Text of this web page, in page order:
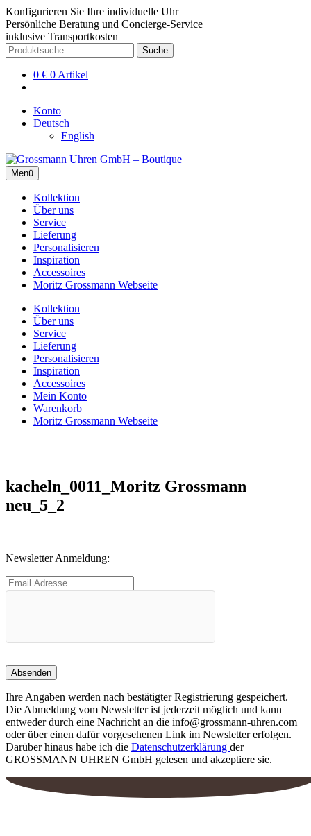
Konfigurieren Sie Ihre individuelle Uhr
Persönliche Beratung und Concierge-Service
inklusive Transportkosten
Zur
Navigation
springen
Zum
Inhalt
springen
Suche
nach:
Suche
0 € 0 Artikel
Konto
Deutsch
English
Menü
Kollektion
Über uns
Service
Lieferung
Personalisieren
Inspiration
Accessoires
Moritz Grossmann Webseite
Kollektion
Über uns
Service
Lieferung
Personalisieren
Inspiration
Accessoires
Mein Konto
Warenkorb
Moritz Grossmann Webseite
kacheln_0011_Moritz Grossmann
neu_5_2
Newsletter Anmeldung:
Ihre Angaben werden nach bestätigter Registrierung gespeichert.
Die Abmeldung vom Newsletter ist jederzeit möglich und kann
entweder durch eine Nachricht an die info@grossmann-uhren.com
oder über einen dafür vorgesehenen Link im Newsletter erfolgen.
Darüber hinaus habe ich die Datenschutzerklärung der
GROSSMANN UHREN GmbH gelesen und akzeptiere sie.